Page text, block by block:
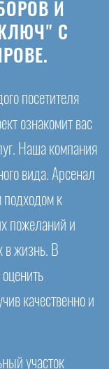
И
С
посетителя
ознакомит вас
Наша компания
вида. Арсенал
подходом к
пожеланий и
в жизнь. В
качественно и
участок